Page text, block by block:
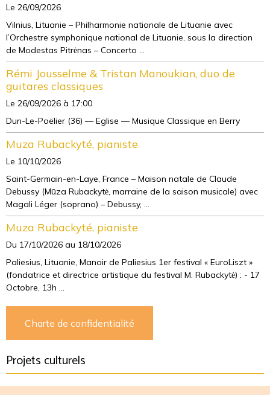
Le 26/09/2026
Vilnius, Lituanie – Philharmonie nationale de Lituanie avec
l’Orchestre symphonique national de Lituanie, sous la direction
de Modestas Pitrėnas – Concerto ...
Rémi Jousselme & Tristan Manoukian, duo de
guitares classiques
Le 26/09/2026 à 17:00
Dun-Le-Poëlier (36) — Eglise — Musique Classique en Berry
Muza Rubackyté, pianiste
Le 10/10/2026
Saint-Germain-en-Laye, France – Maison natale de Claude
Debussy (Mūza Rubackytė, marraine de la saison musicale) avec
Magali Léger (soprano) – Debussy, ...
Muza Rubackyté, pianiste
Du 17/10/2026 au 18/10/2026
Paliesius, Lituanie, Manoir de Paliesius 1er festival « EuroLiszt »
(fondatrice et directrice artistique du festival M. Rubackytė) : - 17
Octobre, 13h ...
Charte de confidentialité
Projets culturels